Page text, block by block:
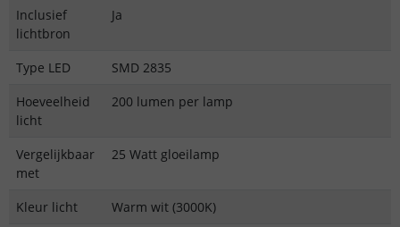
Inclusief
lichtbron
Ja
Type LED
SMD 2835
Hoeveelheid
licht
200 lumen per lamp
Vergelijkbaar
met
25 Watt gloeilamp
Kleur licht
Warm wit (3000K)